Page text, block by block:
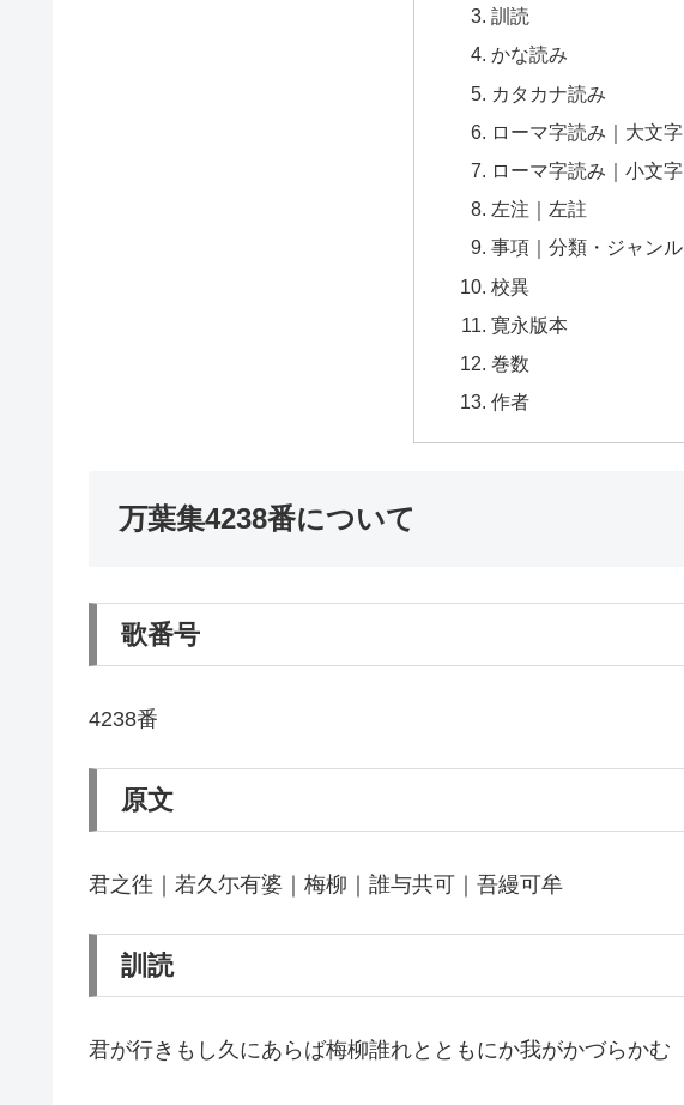
訓読
かな読み
カタカナ読み
ローマ字読み｜大文字
ローマ字読み｜小文字
左注｜左註
事項｜分類・ジャンル
校異
寛永版本
巻数
作者
万葉集4238番について
歌番号
4238番
原文
君之徃｜若久尓有婆｜梅柳｜誰与共可｜吾縵可牟
訓読
君が行きもし久にあらば梅柳誰れとともにか我がかづらかむ